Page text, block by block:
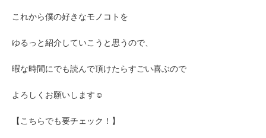
これから僕の好きなモノコトを
ゆるっと紹介していこうと思うので、
暇な時間にでも読んで頂けたらすごい喜ぶので
よろしくお願いします☺︎
【こちらでも要チェック！】